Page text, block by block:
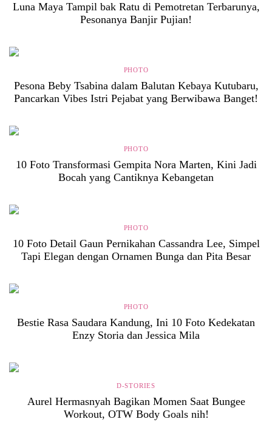
Luna Maya Tampil bak Ratu di Pemotretan Terbarunya,
Pesonanya Banjir Pujian!
PHOTO
Pesona Beby Tsabina dalam Balutan Kebaya Kutubaru,
Pancarkan Vibes Istri Pejabat yang Berwibawa Banget!
PHOTO
10 Foto Transformasi Gempita Nora Marten, Kini Jadi
Bocah yang Cantiknya Kebangetan
PHOTO
10 Foto Detail Gaun Pernikahan Cassandra Lee, Simpel
Tapi Elegan dengan Ornamen Bunga dan Pita Besar
PHOTO
Bestie Rasa Saudara Kandung, Ini 10 Foto Kedekatan
Enzy Storia dan Jessica Mila
D-STORIES
Aurel Hermasnyah Bagikan Momen Saat Bungee
Workout, OTW Body Goals nih!